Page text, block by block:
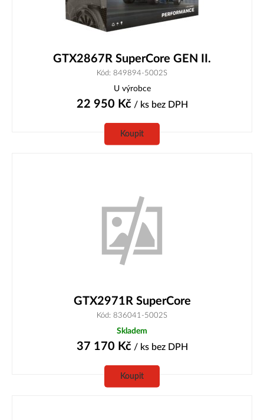
GTX2867R SuperCore GEN II.
Kód: 849894-5002S
U výrobce
22 950 Kč/ ks bez DPH
Koupit
GTX2971R SuperCore
Kód: 836041-5002S
Skladem
37 170 Kč/ ks bez DPH
Koupit